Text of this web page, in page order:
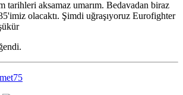
tarihleri aksamaz umarım. Bedavadan biraz
olacaktı. Şimdi uğraşıyoruz Eurofighter